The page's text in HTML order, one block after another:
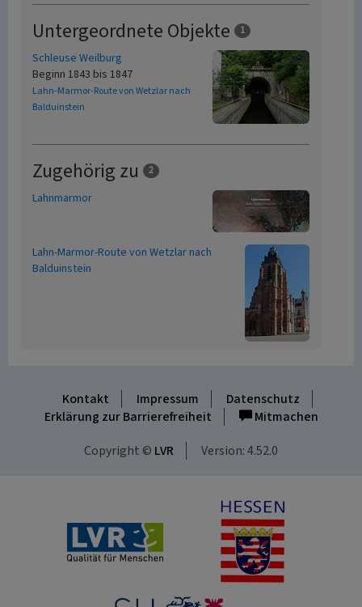
Untergeordnete Objekte 1
Schleuse Weilburg
Beginn 1843 bis 1847
Lahn-Marmor-Route von Wetzlar nach
Balduinstein
Zugehörig zu 2
Lahnmarmor
Lahn-Marmor-Route von Wetzlar nach
Balduinstein
Kontakt Impressum
Datenschutz
Erklärung zur Barrierefreiheit
Mitmachen
Copyright © LVR Version: 4.52.0